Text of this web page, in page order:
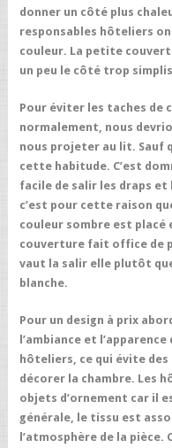
donner un côté plus
responsables hôteliers
couleur. La petite
un peu le côté trop
Pour éviter les taches de
normalement, nous
nous projeter au lit. Sauf
cette habitude. C’est
facile de salir les draps et
c’est pour cette raison
couleur sombre est placé
couverture fait office de
vaut la salir elle plutôt
blanche.
Pour un design à prix
l’ambiance et
hôteliers, ce qui évite
décorer la chambre. Les
objets d’ornement car il
générale, le tissu est
l’atmosphère de la pièce.